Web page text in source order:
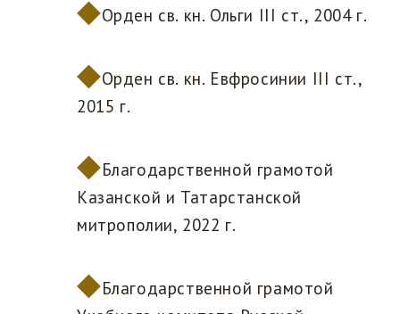
Орден св. кн. Ольги III ст., 2004 г.
Орден св. кн. Евфросинии III ст.,
2015 г.
Благодарственной грамотой
Казанской и Татарстанской
митрополии, 2022 г.
Благодарственной грамотой